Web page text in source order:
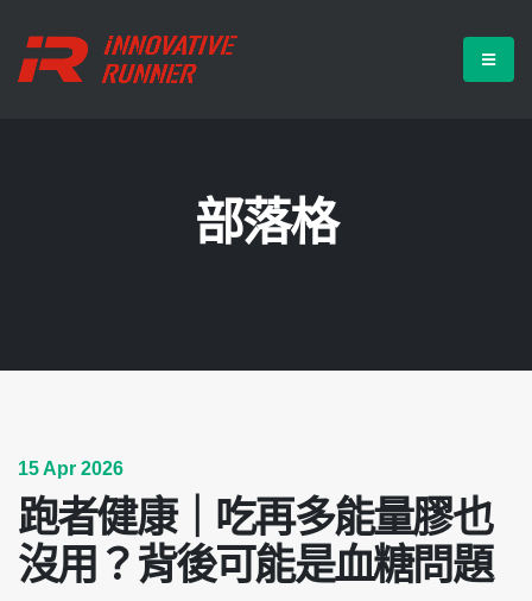
部落格
15 Apr 2026
跑者健康｜吃再多能量膠也
沒用？背後可能是血糖問題